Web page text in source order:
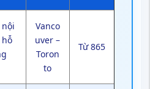
Vanco
uver –
Toron
to
Từ 865